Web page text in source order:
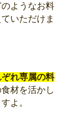
ようなお料
いただけま
れ専属の料
材を活かし
よ。